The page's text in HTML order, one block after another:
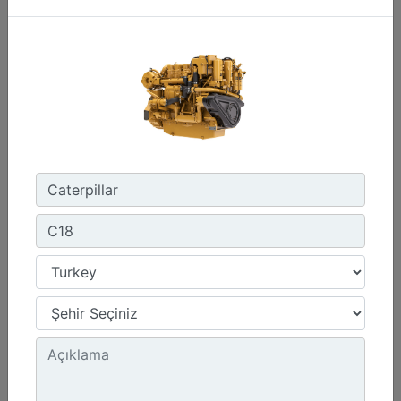
Detay Teklif Al